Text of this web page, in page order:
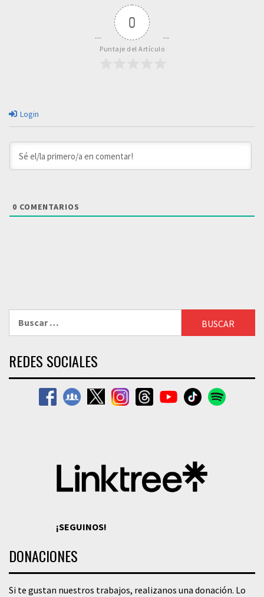
0
Puntaje del Artículo
Login
0 COMENTARIOS
REDES SOCIALES
¡SEGUINOS!
DONACIONES
Si te gustan nuestros trabajos, realizanos una donación. Lo